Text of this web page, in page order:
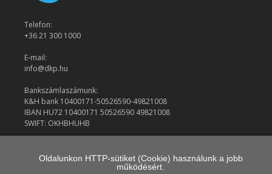
Telefon:
+36 21 300 1000
E-mail:
info@dkp.hu
Bankszámlaszámunk:
K&H bank 10400171-50526590-49821008
IBAN HU72 10400171 50526590 49821008
SWIFT: OKHBHUHB
© 2026 Demokratikus Koalíció
Oldalunkon HTTP-sütiket (Cookie) használunk a jobb
működésért.